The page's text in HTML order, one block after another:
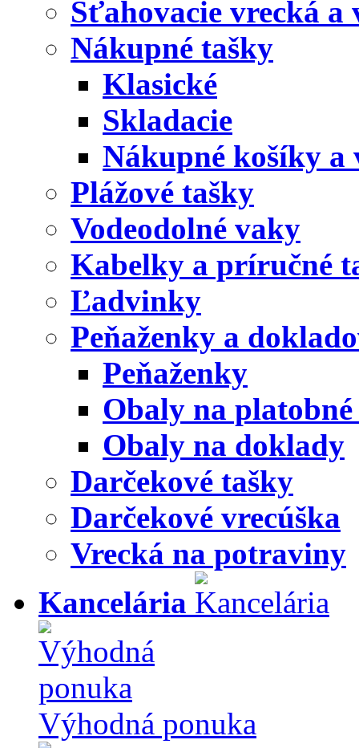
Sťahovacie vrecká a
Nákupné tašky
Klasické
Skladacie
Nákupné košíky a
Plážové tašky
Vodeodolné vaky
Kabelky a príručné
Ľadvinky
Peňaženky a
Peňaženky
Obaly na
Obaly na doklady
Darčekové tašky
Darčekové vrecúška
Vrecká na potraviny
Kancelária
Výhodná ponuka